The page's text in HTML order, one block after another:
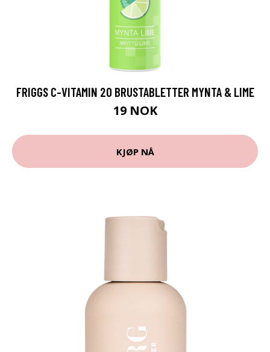
FRIGGS C-VITAMIN 20 BRUSTABLETTER MYNTA & LIME
19 NOK
KJØP NÅ